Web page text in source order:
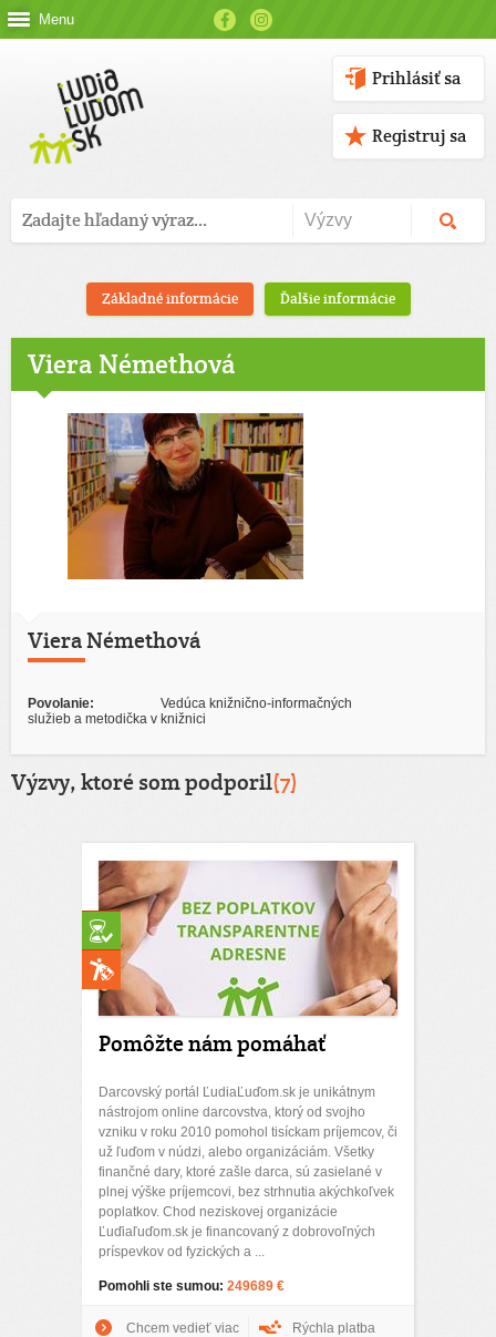
Menu
Prihlásiť sa
Registruj sa
Základné informácie Ďalšie informácie
Viera Némethová
Viera Némethová
Povolanie:
Vedúca knižnično-informačných
služieb a metodička v knižnici
Výzvy, ktoré som podporil(7)
Pomôžte nám pomáhať
Darcovský portál ĽudiaĽuďom.sk je unikátnym
nástrojom online darcovstva, ktorý od svojho
vzniku v roku 2010 pomohol tisíckam príjemcov, či
už ľuďom v núdzi, alebo organizáciám. Všetky
finančné dary, ktoré zašle darca, sú zasielané v
plnej výške príjemcovi, bez strhnutia akýchkoľvek
poplatkov. Chod neziskovej organizácie
Ľuďiaľuďom.sk je financovaný z dobrovoľných
príspevkov od fyzických a ...
Pomohli ste sumou: 249689 €
Chcem vedieť viac Rýchla platba